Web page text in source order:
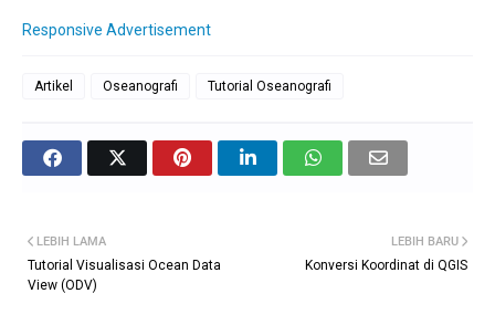
Responsive Advertisement
Artikel Oseanografi Tutorial Oseanografi
LEBIH BARU
Konversi Koordinat di QGIS
LEBIH LAMA
Tutorial Visualisasi Ocean Data
View (ODV)